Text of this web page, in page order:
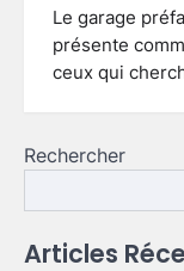
Le garage
présente
ceux qui
Rechercher
Articles